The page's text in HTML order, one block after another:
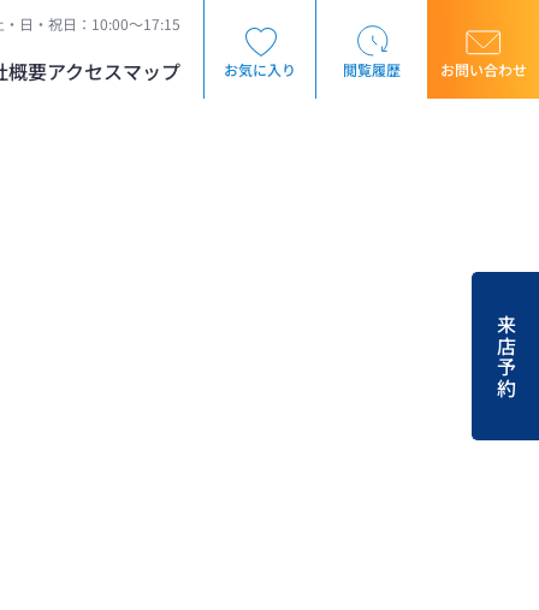
日・祝日：10:00～17:15
概要アクセスマップ お気に入り 閲覧履歴 お問い合わせ
来店予約